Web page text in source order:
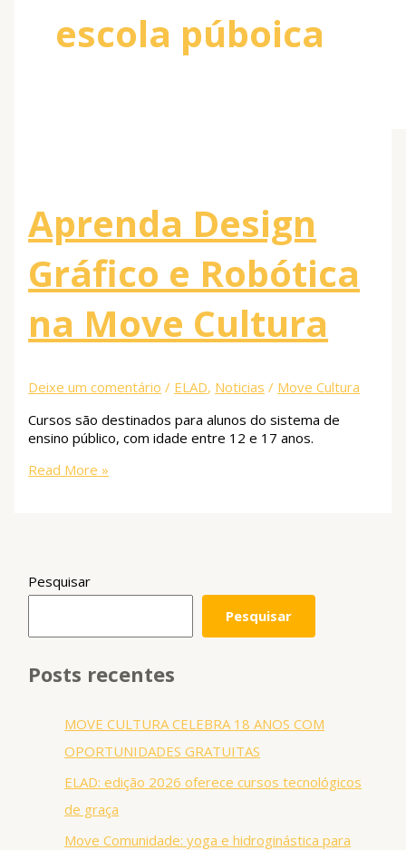
escola púboica
Aprenda Design
Gráfico e Robótica
na Move Cultura
Deixe um comentário / ELAD, Noticias / Move Cultura
Cursos são destinados para alunos do sistema de
ensino público, com idade entre 12 e 17 anos.
Read More »
Pesquisar
Pesquisar
Posts recentes
MOVE CULTURA CELEBRA 18 ANOS COM
OPORTUNIDADES GRATUITAS
ELAD: edição 2026 oferece cursos tecnológicos
de graça
Move Comunidade: yoga e hidroginástica para